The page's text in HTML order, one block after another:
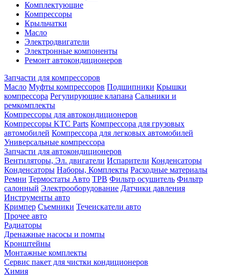
Комплектующие
Компрессоры
Крыльчатки
Масло
Электродвигатели
Электронные компоненты
Ремонт автокондиционеров
Запчасти для компрессоров
Масло Муфты компрессоров Подшипники Крышки
компрессора Регулирующие клапана Сальники и
ремкомплекты
Компрессоры для автокондиционеров
Компрессоры KTC Parts Компрессора для грузовых
автомобилей Компрессора для легковых автомобилей
Универсальные компрессора
Запчасти для автокондиционеров
Вентиляторы, Эл. двигатели Испарители Конденсаторы
Конденсаторы Наборы, Комплекты Расходные материалы
Ремни Термостаты Авто ТРВ Фильтр осушитель Фильтр
салонный Электрооборудование Датчики давления
Инструменты авто
Кримпер Съемники Течеискатели авто
Прочее авто
Радиаторы
Дренажные насосы и помпы
Кронштейны
Монтажные комплекты
Сервис пакет для чистки кондиционеров
Химия